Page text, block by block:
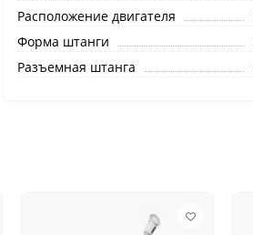
Расположение двигателя
Форма штанги
Разъемная штанга